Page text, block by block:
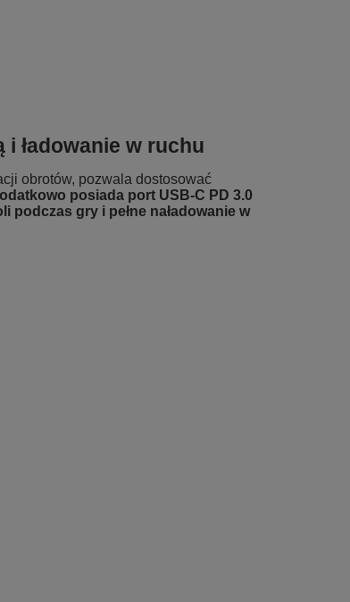
ładowanie w ruchu
obrotów, pozwala dostosować
posiada port USB‑C PD 3.0
podczas gry i pełne naładowanie w